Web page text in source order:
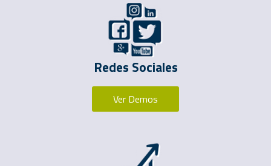
Redes Sociales
Ver Demos